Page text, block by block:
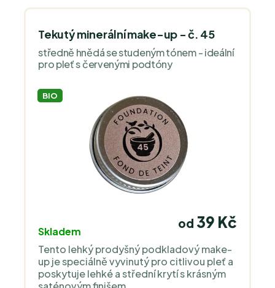
Tekutý minerální make-up - č. 45
středně hnědá se studeným tónem - ideální
pro pleť s červenými podtóny
BIO
Skladem
od 39 Kč
Tento lehký prodyšný podkladový make-
up je speciálně vyvinutý pro citlivou pleť a
poskytuje lehké a střední krytí s krásným